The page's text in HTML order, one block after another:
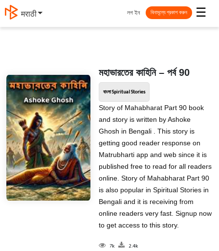
मराठी ☰
লগ ইন বিনামূল্যে প্রকাশ করুন
মহাভারতের কাহিনি – পর্ব 90
বাংলা Spiritual Stories
Story of Mahabharat Part 90 book
and story is written by Ashoke
Ghosh in Bengali . This story is
getting good reader response on
Matrubharti app and web since it is
published free to read for all readers
online. Story of Mahabharat Part 90
is also popular in Spiritual Stories in
Bengali and it is receiving from
online readers very fast. Signup now
to get access to this story.
7k 2.4k